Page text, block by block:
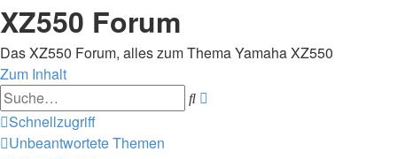
XZ550 Forum
Das XZ550 Forum, alles zum Thema Yamaha XZ550
Zum Inhalt
Suche
Schnellzugriff
Unbeantwortete Themen